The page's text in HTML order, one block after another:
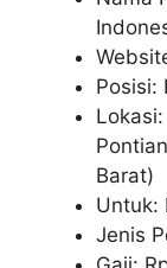
Posisi:
Barat)
Untuk:
Jenis